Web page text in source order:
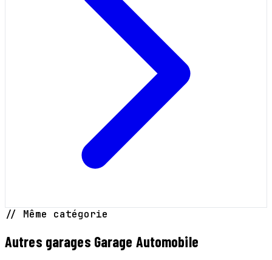
// Même catégorie
Autres garages Garage Automobile